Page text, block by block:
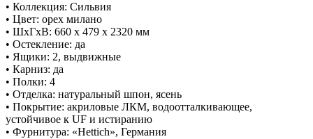
• Коллекция: Сильвия
• Цвет: орех милано
• ШxГхВ: 660 х 479 х 2320 мм
• Остекление: да
• Ящики: 2, выдвижные
• Карниз: да
• Полки: 4
• Отделка: натуральный шпон, ясень
• Покрытие: акриловые ЛКМ, водоотталкивающее,
устойчивое к UF и истиранию
• Фурнитура: «Hettich», Германия